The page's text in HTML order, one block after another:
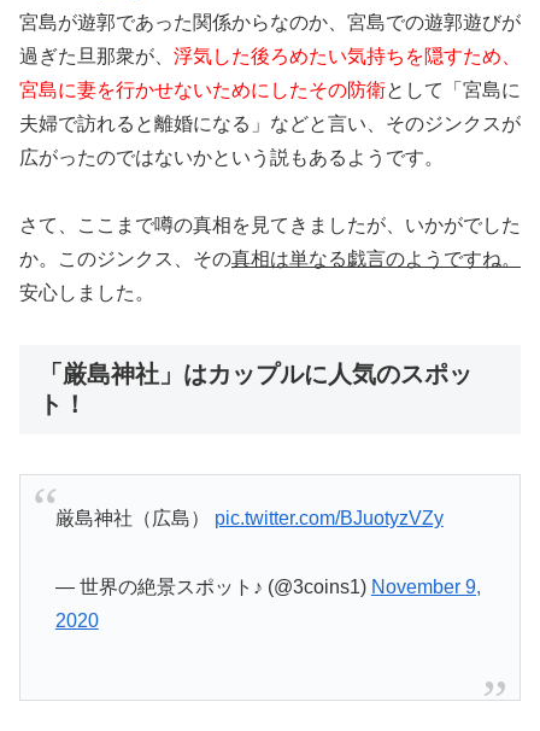
宮島が遊郭であった関係からなのか、宮島での遊郭遊びが
過ぎた旦那衆が、 浮気した後ろめたい気持ちを隠すため、
宮島に妻を行かせないためにしたその防衛として「宮島に
夫婦で訪れると離婚になる」などと言い、そのジンクスが
広がったのではないかという説もあるようです。
さて、ここまで噂の真相を見てきましたが、いかがでした
か。このジンクス、その真相は単なる戯言のようですね。
安心しました。
「厳島神社」はカップルに人気のスポッ
ト！
厳島神社（広島） pic.twitter.com/BJuotyzVZy
— 世界の絶景スポット♪ (@3coins1) November 9,
2020